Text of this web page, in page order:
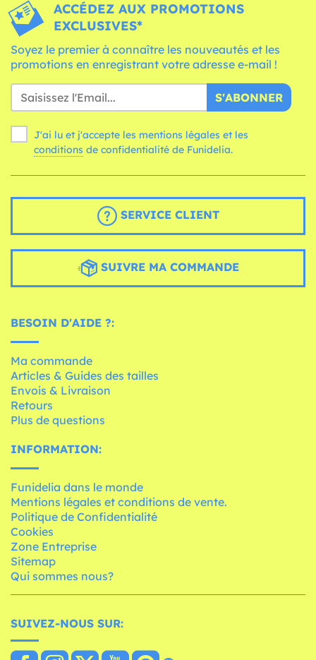
ACCÉDEZ AUX PROMOTIONS
EXCLUSIVES*
Soyez le premier à connaître les nouveautés et les
promotions en enregistrant votre adresse e-mail !
S'ABONNER
J'ai lu et j'accepte les mentions légales et les
conditions de confidentialité de Funidelia.
SERVICE CLIENT
SUIVRE MA COMMANDE
BESOIN D'AIDE ?:
Ma commande
Articles & Guides des tailles
Envois & Livraison
Retours
Plus de questions
INFORMATION:
Funidelia dans le monde
Mentions légales et conditions de vente.
Politique de Confidentialité
Cookies
Zone Entreprise
Sitemap
Qui sommes nous?
SUIVEZ-NOUS SUR: